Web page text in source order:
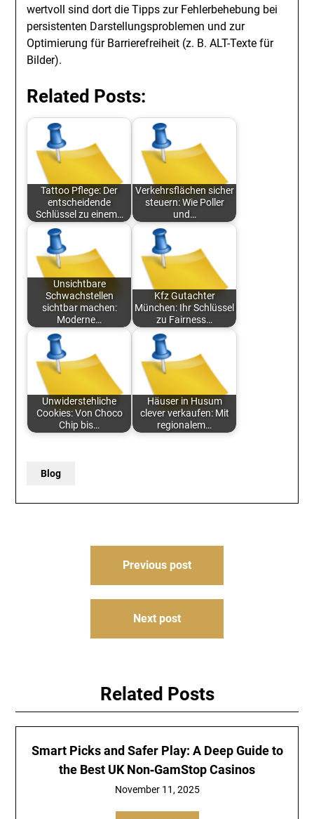
wertvoll sind dort die Tipps zur Fehlerbehebung bei
persistenten Darstellungsproblemen und zur
Optimierung für Barrierefreiheit (z. B. ALT-Texte für
Bilder).
Related Posts:
Tattoo Pflege: Der
entscheidende
Schlüssel zu einem…
Verkehrsflächen sicher
steuern: Wie Poller
und…
Unsichtbare
Schwachstellen
sichtbar machen:
Moderne…
Kfz Gutachter
München: Ihr Schlüssel
zu Fairness…
Unwiderstehliche
Cookies: Von Choco
Chip bis…
Häuser in Husum
clever verkaufen: Mit
regionalem…
Blog
Previous post
Next post
Related Posts
Smart Picks and Safer Play: A Deep Guide to
the Best UK Non‑GamStop Casinos
November 11, 2025